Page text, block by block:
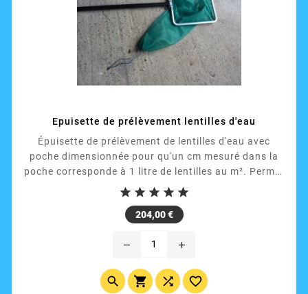
Epuisette de prélèvement lentilles d'eau
Épuisette de prélèvement de lentilles d'eau avec
poche dimensionnée pour qu'un cm mesuré dans la
poche corresponde à 1 litre de lentilles au m². Permet
de quantifier rapidement le stock en place de lentilles
    
204,00 € Prix
remove add
   